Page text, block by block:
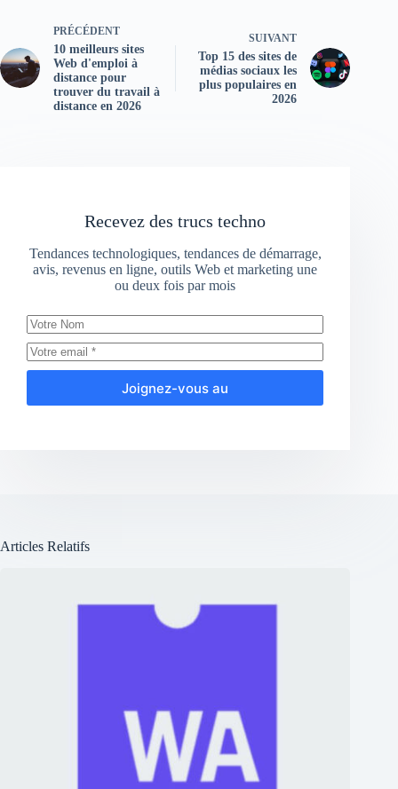
PRÉCÉDENT
10 meilleurs sites
Web d'emploi à
distance pour
trouver du travail à
distance en 2026
SUIVANT
Top 15 des sites de
médias sociaux les
plus populaires en
2026
Recevez des trucs techno
Tendances technologiques, tendances de démarrage,
avis, revenus en ligne, outils Web et marketing une
ou deux fois par mois
Joignez-vous au
Articles Relatifs